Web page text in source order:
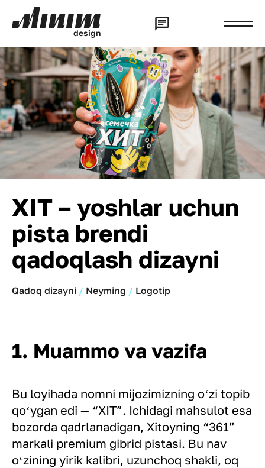
design
XIT – yoshlar uchun
pista brendi
qadoqlash dizayni
Qadoq dizayni Neyming Logotip
1. Muammo va vazifa
Bu loyihada nomni mijozimizning oʻzi topib
qoʻygan edi — “XIT”. Ichidagi mahsulot esa
bozorda qadrlanadigan, Xitoyning “361”
markali premium gibrid pistasi. Bu nav
oʻzining yirik kalibri, uzunchoq shakli, oq